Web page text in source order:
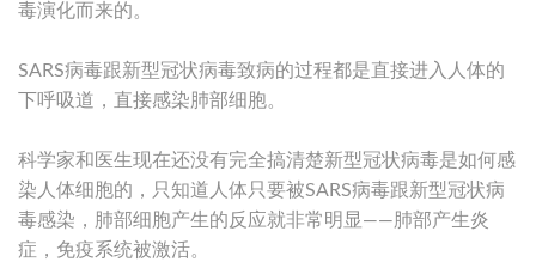
毒演化而来的。
SARS病毒跟新型冠状病毒致病的过程都是直接进入人体的
下呼吸道，直接感染肺部细胞。
科学家和医生现在还没有完全搞清楚新型冠状病毒是如何感
染人体细胞的，只知道人体只要被SARS病毒跟新型冠状病
毒感染，肺部细胞产生的反应就非常明显——肺部产生炎
症，免疫系统被激活。